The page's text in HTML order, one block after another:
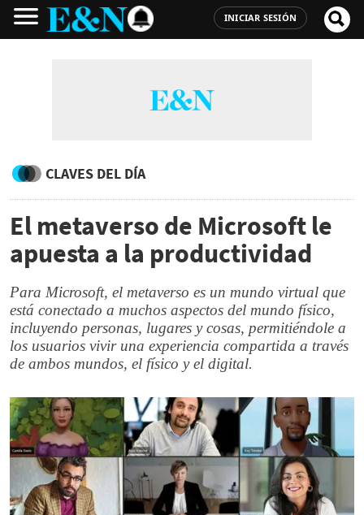
INICIAR SESIÓN
CLAVES DEL DÍA
El metaverso de Microsoft le
apuesta a la productividad
Para Microsoft, el metaverso es un mundo virtual que
está conectado a muchos aspectos del mundo físico,
incluyendo personas, lugares y cosas, permitiéndole a
los usuarios vivir una experiencia compartida a través
de ambos mundos, el físico y el digital.